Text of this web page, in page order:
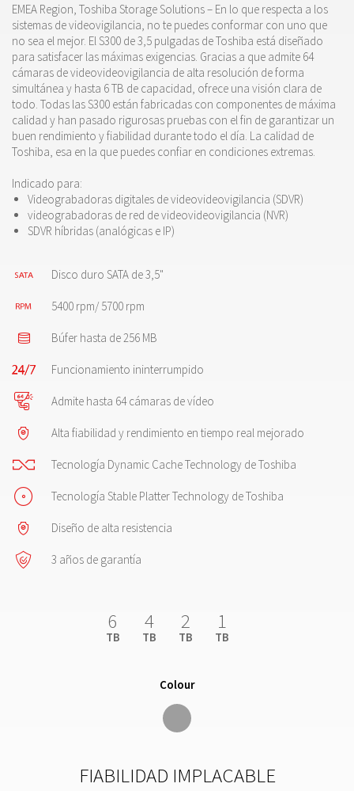
EMEA Region, Toshiba Storage Solutions – En lo que respecta a los
sistemas de videovigilancia, no te puedes conformar con uno que
no sea el mejor. El S300 de 3,5 pulgadas de Toshiba está diseñado
para satisfacer las máximas exigencias. Gracias a que admite 64
cámaras de videovideovigilancia de alta resolución de forma
simultánea y hasta 6 TB de capacidad, ofrece una visión clara de
todo. Todas las S300 están fabricadas con componentes de máxima
calidad y han pasado rigurosas pruebas con el fin de garantizar un
buen rendimiento y fiabilidad durante todo el día. La calidad de
Toshiba, esa en la que puedes confiar en condiciones extremas.
Indicado para:
Videograbadoras digitales de videovideovigilancia (SDVR)
videograbadoras de red de videovideovigilancia (NVR)
SDVR híbridas (analógicas e IP)
Disco duro SATA de 3,5"
5400 rpm/ 5700 rpm
Búfer hasta de 256 MB
Funcionamiento ininterrumpido
Admite hasta 64 cámaras de vídeo
Alta fiabilidad y rendimiento en tiempo real mejorado
Tecnología Dynamic Cache Technology de Toshiba
Tecnología Stable Platter Technology de Toshiba
Diseño de alta resistencia
3 años de garantía
6
TB
4
TB
2
TB
1
TB
Colour
FIABILIDAD IMPLACABLE